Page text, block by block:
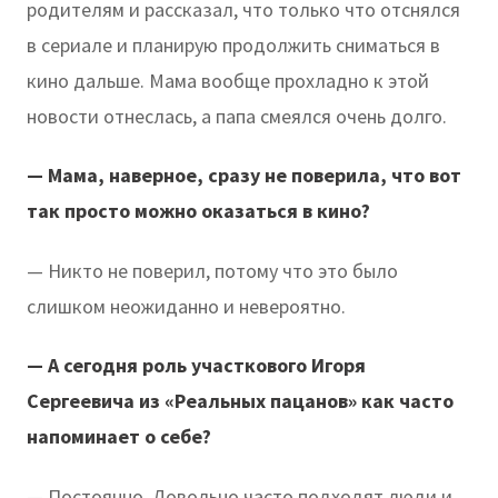
родителям и рассказал, что только что отснялся
в сериале и планирую продолжить сниматься в
кино дальше. Мама вообще прохладно к этой
новости отнеслась, а папа смеялся очень долго.
— Мама, наверное, сразу не поверила, что вот
так просто можно оказаться в кино?
— Никто не поверил, потому что это было
слишком неожиданно и невероятно.
— А сегодня роль участкового Игоря
Сергеевича из «Реальных пацанов» как часто
напоминает о себе?